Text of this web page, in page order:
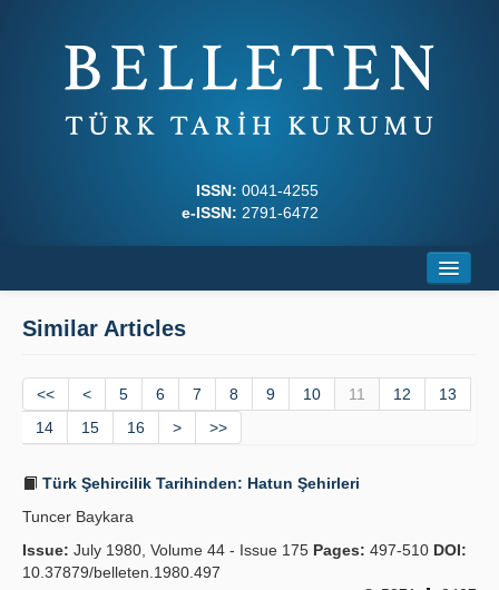
ISSN: 0041-4255
e-ISSN: 2791-6472
Journal Boards
Writing Rules
Principles
Publication Policies
Guidelines
Similar Articles
<< < 5 6 7 8 9 10 11 12
13
14
15 16 > >>
Türk Şehircilik Tarihinden: Hatun Şehirleri
Tuncer Baykara
Issue: July 1980, Volume 44 - Issue 175 Pages: 497-510 DOI:
10.37879/belleten.1980.497